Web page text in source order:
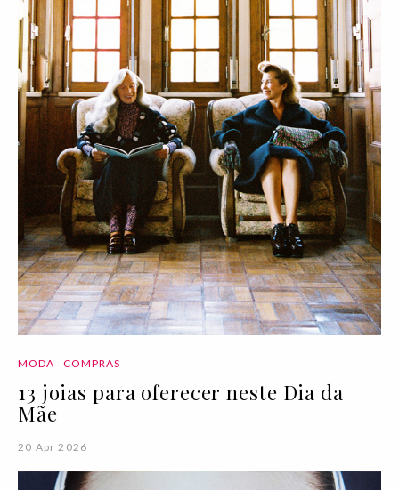
MODA COMPRAS
13 joias para oferecer neste Dia da
Mãe
20 Apr 2026